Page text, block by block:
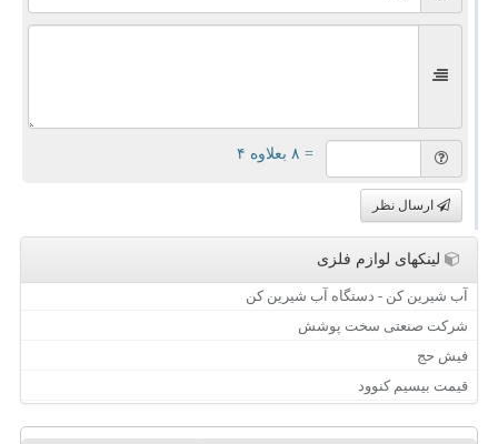
= ۸ بعلاوه ۴
ارسال نظر
لینکهای لوازم فلزی
آب شیرین کن - دستگاه آب شیرین کن
شرکت صنعتی سخت پوشش
فیش حج
قیمت بیسیم کنوود